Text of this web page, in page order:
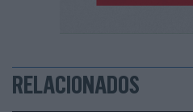
RELACIONADOS